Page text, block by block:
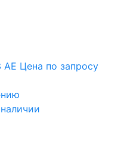
AE Цена по запросу